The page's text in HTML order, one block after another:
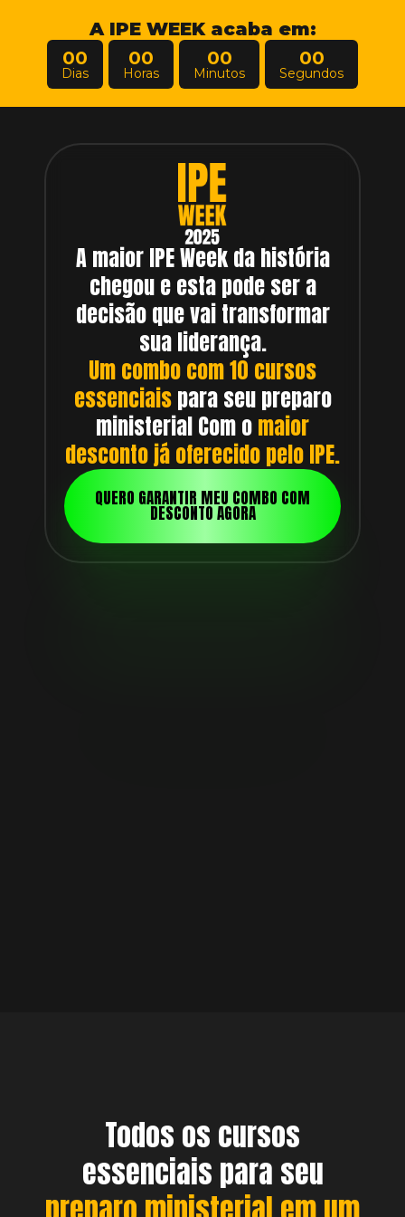
A IPE WEEK acaba em:
00
Dias
00
Horas
00
Minutos
00
Segundos
A maior IPE Week da história
chegou e esta pode ser a
decisão que vai transformar
sua liderança.
Um combo com 10 cursos
essenciaispara seu preparo
ministerial Com omaior
desconto já oferecido pelo IPE.
QUERO GARANTIR MEU COMBO COM
DESCONTO AGORA
Todos os cursos
essenciais para seu